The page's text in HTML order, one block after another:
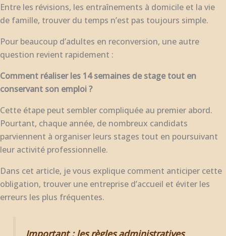
Entre les révisions, les entraînements à domicile et la vie
de famille, trouver du temps n’est pas toujours simple.
Pour beaucoup d’adultes en reconversion, une autre
question revient rapidement :
Comment réaliser les 14 semaines de stage tout en
conservant son emploi ?
Cette étape peut sembler compliquée au premier abord.
Pourtant, chaque année, de nombreux candidats
parviennent à organiser leurs stages tout en poursuivant
leur activité professionnelle.
Dans cet article, je vous explique comment anticiper cette
obligation, trouver une entreprise d’accueil et éviter les
erreurs les plus fréquentes.